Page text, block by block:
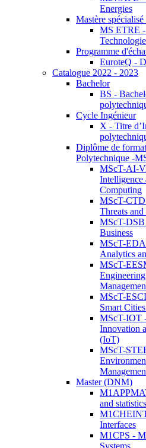
Energies
Mastère
MS ETRE -
Programme
EuroteQ -
Catalogue 2022 - 2023
Bachelor
BS -
Cycle Ingénieur
X - Titre
Diplôme de
Polytechnique -
MScT-AI-
Intelligence
Computing
MScT-
Threats and
MScT-DSB
Business
MScT-
Analytics
MScT-
MScT-
Smart
MScT-IOT
Innovation
(IoT)
MScT-
Master (DNM)
and statistics
Interfaces
M1CPS -
Systems